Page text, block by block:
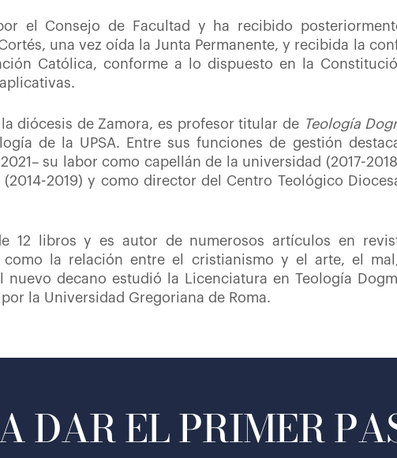
el Consejo de Facultad y ha recibido
una vez oída la Junta Permanente, y recibida la
Católica, conforme a lo dispuesto en la
diócesis de Zamora, es profesor titular de Teología
de la UPSA. Entre sus funciones de gestión
su labor como capellán de la universidad (2017-
(2014-2019) y como director del Centro Teológico
12 libros y es autor de numerosos artículos en
como la relación entre el cristianismo y el arte, el
decano estudió la Licenciatura en Teología
la Universidad Gregoriana de Roma.
DAR EL PRIMER